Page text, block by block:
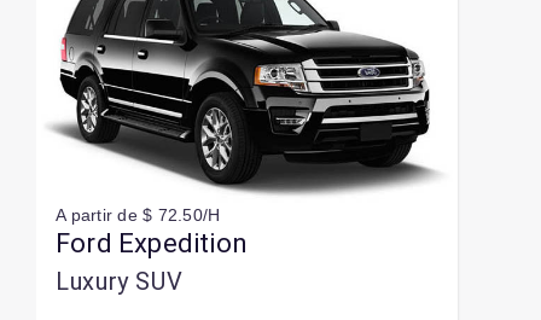
A partir de $ 72.50/H
Ford Expedition
Luxury SUV